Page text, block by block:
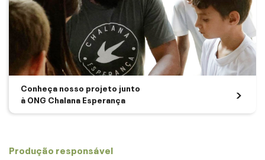
Conheça nosso projeto junto
à ONG Chalana Esperança
Produção responsável